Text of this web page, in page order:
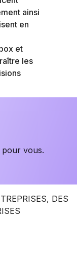
ainsi
en
et
les
pour vous.
DES